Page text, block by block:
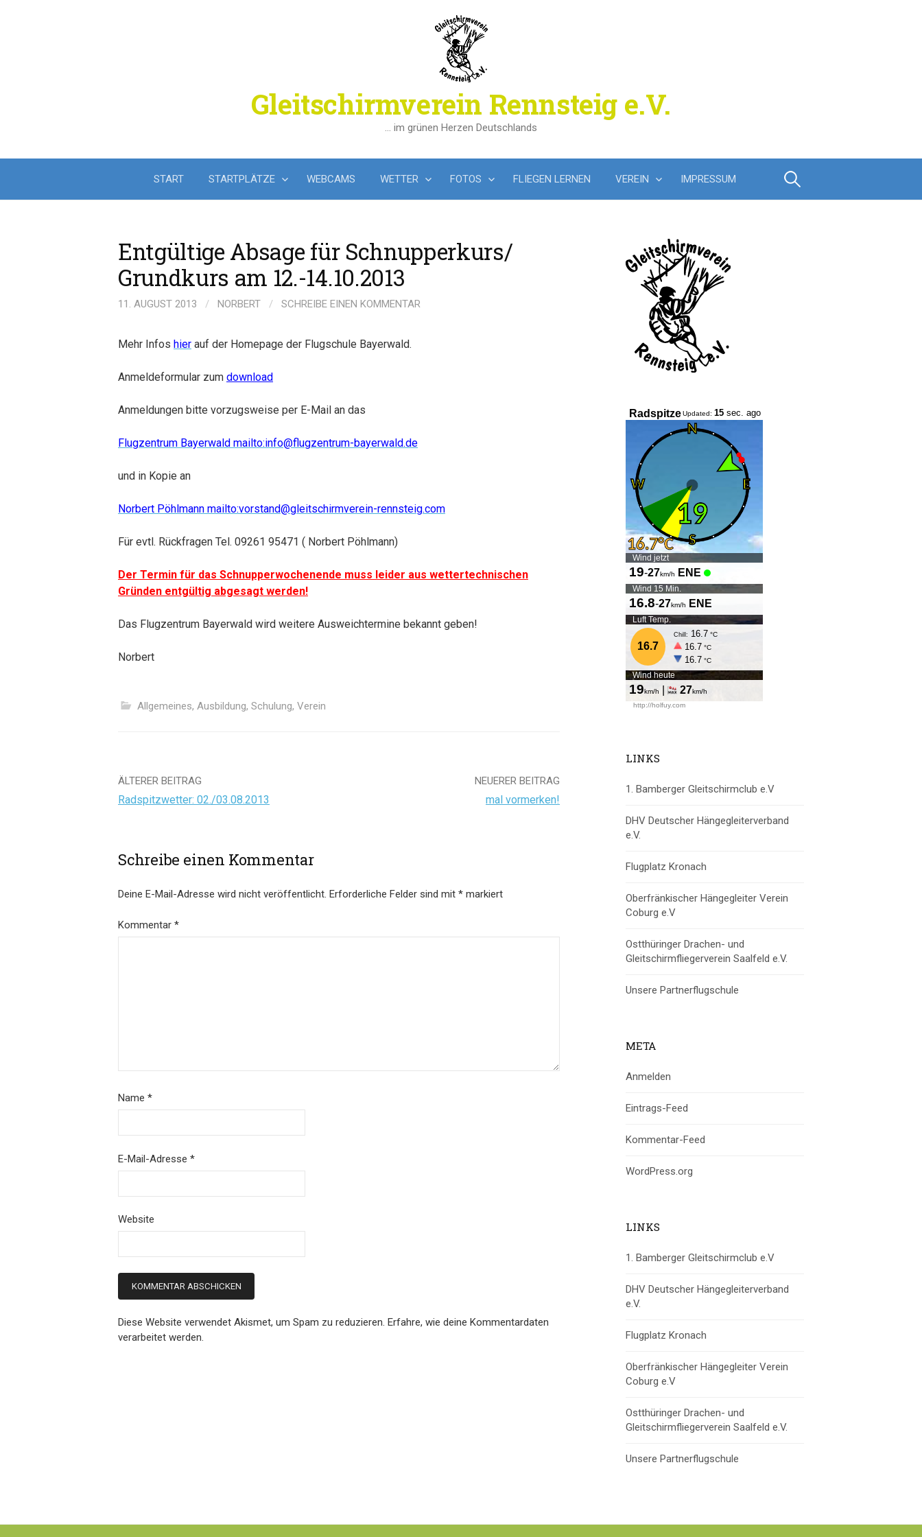
Gleitschirmverein Rennsteig e.V.
… im grünen Herzen Deutschlands
START STARTPLÄTZE WEBCAMS WETTER FOTOS FLIEGEN LERNEN VEREIN IMPRESSUM Suchen
Entgültige Absage für Schnupperkurs/
Grundkurs am 12.-14.10.2013
11. AUGUST 2013 / NORBERT / SCHREIBE EINEN KOMMENTAR
Mehr Infos hier auf der Homepage der Flugschule Bayerwald.
Anmeldeformular zum download
Anmeldungen bitte vorzugsweise per E-Mail an das
Flugzentrum Bayerwald mailto:info@flugzentrum-bayerwald.de
und in Kopie an
Norbert Pöhlmann mailto:vorstand@gleitschirmverein-rennsteig.com
Für evtl. Rückfragen Tel. 09261 95471 ( Norbert Pöhlmann)
Der Termin für das Schnupperwochenende muss leider aus wettertechnischen
Gründen entgültig abgesagt werden!
Das Flugzentrum Bayerwald wird weitere Ausweichtermine bekannt geben!
Norbert
Allgemeines, Ausbildung, Schulung, Verein
Beitrags-
ÄLTERER BEITRAG
Radspitzwetter: 02./03.08.2013
NEUERER BEITRAG
mal vormerken!
Schreibe einen Kommentar
Deine E-Mail-Adresse wird nicht veröffentlicht. Erforderliche Felder sind mit * markiert
Kommentar *
Name *
E-Mail-Adresse *
Website
Diese Website verwendet Akismet, um Spam zu reduzieren. Erfahre, wie deine Kommentardaten
verarbeitet werden.
LINKS
1. Bamberger Gleitschirmclub e.V
DHV Deutscher Hängegleiterverband
e.V.
Flugplatz Kronach
Oberfränkischer Hängegleiter Verein
Coburg e.V
Ostthüringer Drachen- und
Gleitschirmfliegerverein Saalfeld e.V.
Unsere Partnerflugschule
META
Anmelden
Eintrags-Feed
Kommentar-Feed
WordPress.org
LINKS
1. Bamberger Gleitschirmclub e.V
DHV Deutscher Hängegleiterverband
e.V.
Flugplatz Kronach
Oberfränkischer Hängegleiter Verein
Coburg e.V
Ostthüringer Drachen- und
Gleitschirmfliegerverein Saalfeld e.V.
Unsere Partnerflugschule